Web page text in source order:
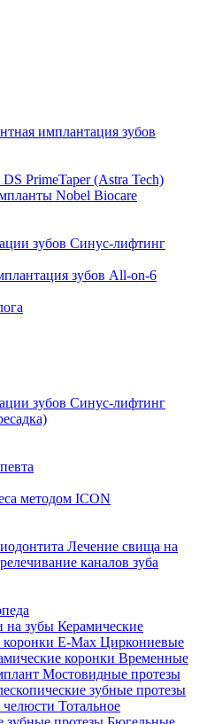
имплантация зубов
PrimeTaper (Astra Tech)
Nobel Biocare
зубов Синус-лифтинг
зубов All-on-6
зубов Синус-лифтинг
методом ICON
Лечение свища на
каналов зуба
на зубы Керамические
коронки E-Max Циркониевые
коронки Временные
Мостовидные протезы
зубные протезы
челюсти Тотальное